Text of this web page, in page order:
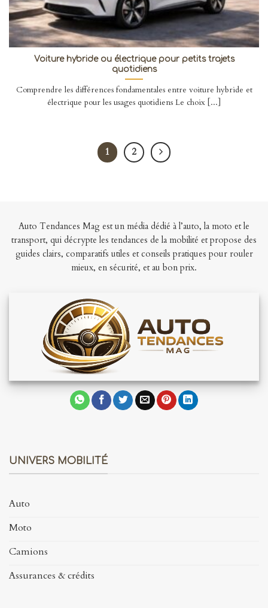
Voiture hybride ou électrique pour petits trajets
quotidiens
Comprendre les différences fondamentales entre voiture hybride et
électrique pour les usages quotidiens Le choix [...]
1 2
Auto Tendances Mag est un média dédié à l’auto, la moto et le
transport, qui décrypte les tendances de la mobilité et propose des
guides clairs, comparatifs utiles et conseils pratiques pour rouler
mieux, en sécurité, et au bon prix.
UNIVERS MOBILITÉ
Auto
Moto
Camions
Assurances & crédits